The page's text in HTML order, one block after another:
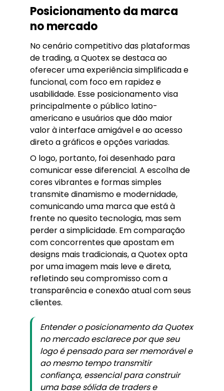
Posicionamento da marca
no mercado
No cenário competitivo das plataformas
de trading, a Quotex se destaca ao
oferecer uma experiência simplificada e
funcional, com foco em rapidez e
usabilidade. Esse posicionamento visa
principalmente o público latino-
americano e usuários que dão maior
valor à interface amigável e ao acesso
direto a gráficos e opções variadas.
O logo, portanto, foi desenhado para
comunicar esse diferencial. A escolha de
cores vibrantes e formas simples
transmite dinamismo e modernidade,
comunicando uma marca que está à
frente no quesito tecnologia, mas sem
perder a simplicidade. Em comparação
com concorrentes que apostam em
designs mais tradicionais, a Quotex opta
por uma imagem mais leve e direta,
refletindo seu compromisso com a
transparência e conexão atual com seus
clientes.
Entender o posicionamento da Quotex
no mercado esclarece por que seu
logo é pensado para ser memorável e
ao mesmo tempo transmitir
confiança, essencial para construir
uma base sólida de traders e